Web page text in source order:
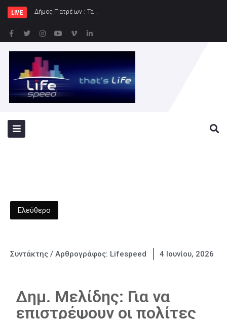
LIVE Δήμος Πατρέων : Τα παιδιά των Ημερήσιω
Ελεύθερο
Συντάκτης / Αρθρογράφος: Lifespeed 4 Ιουνίου, 2026
Δημ. Μελίδης: Για να
επιστρέψουν οι πολίτες